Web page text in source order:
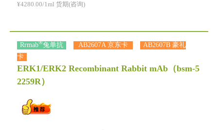
¥4280.00/1ml 货期(咨询)
Rrmab®兔单抗 AB2607A 京东卡
AB2607B 豪礼
卡
ERK1/ERK2 Recombinant Rabbit mAb （bsm-5
2259R）